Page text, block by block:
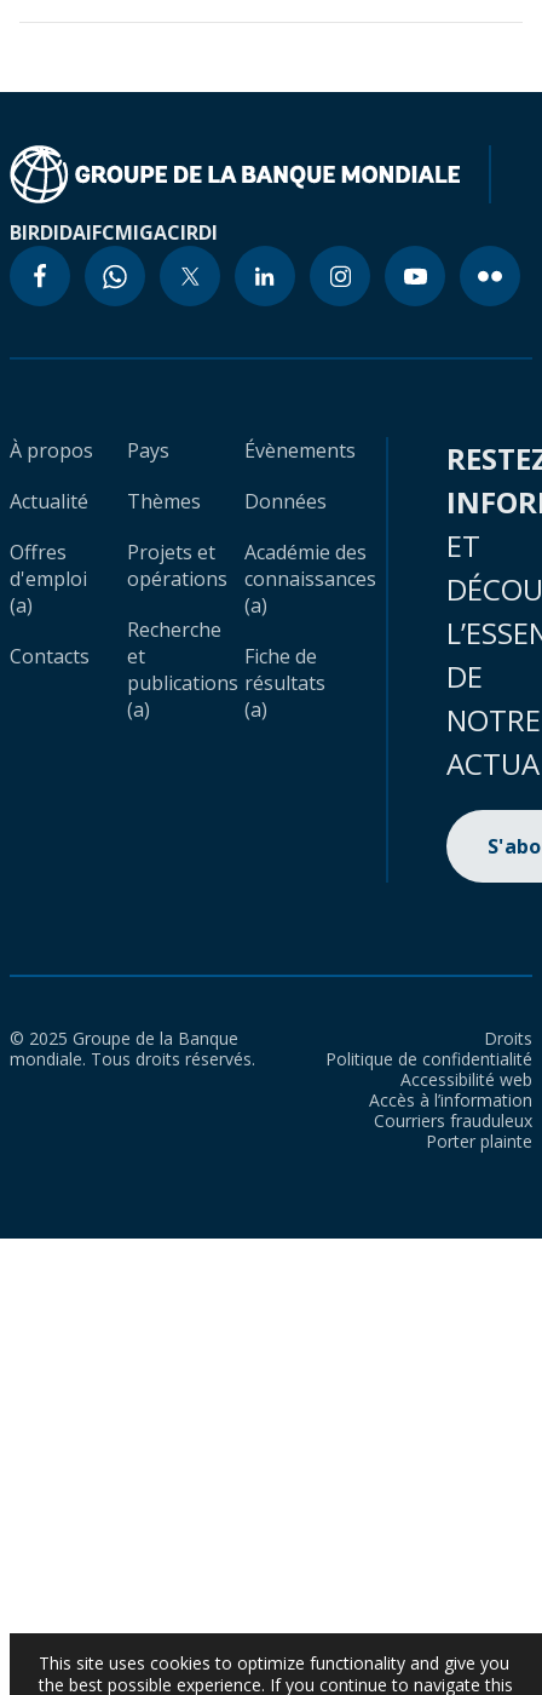
BIRDIDAIFCMIGACIRDI
À propos
Actualité
Offres
d'emploi
(a)
Contacts
Pays
Thèmes
Projets et
opérations
Recherche
et
publications
(a)
Évènements
Données
Académie des
connaissances
(a)
Fiche de
résultats
(a)
ET
DE
NOTRE
© 2025 Groupe de la Banque
mondiale. Tous droits réservés.
Droits
Politique de confidentialité
Accessibilité web
Accès à l’information
Courriers frauduleux
Porter plainte
This site uses cookies to optimize functionality and give you
the best possible experience. If you continue to navigate this